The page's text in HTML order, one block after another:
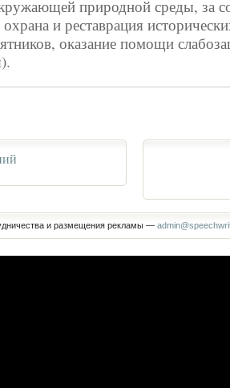
природной среды, за
и реставрация
оказание помощи
и размещения рекламы —